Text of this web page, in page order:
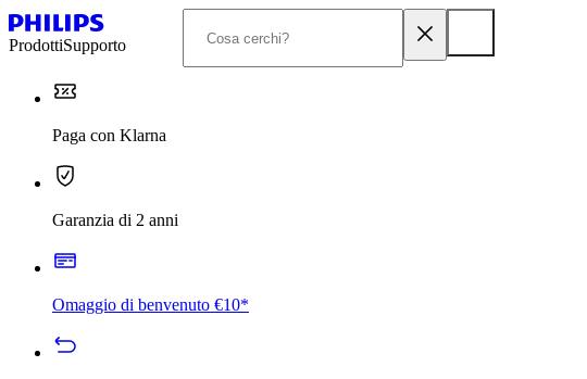
ProdottiSupporto
Paga con Klarna
Garanzia di 2 anni
Omaggio di benvenuto €10*